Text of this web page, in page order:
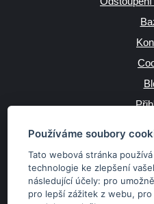
Používáme soubory
Tato webová stránka
technologie ke zlepšení
následující účely: pro
pro lepší zážitek z webu, pro